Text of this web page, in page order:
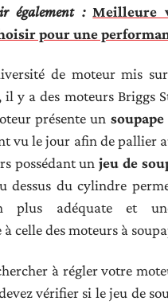
également : Meilleure
pour une
de moteur mis
il y a des moteurs Briggs
présente un
vu le jour afin de pallier
possédant un jeu de
dessus du cylindre
plus adéquate et
à celle des moteurs à
à régler votre
vérifier si le jeu de